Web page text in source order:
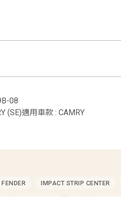
08
(SE)適用車款 : CAMRY
FENDER IMPACT STRIP CENTER